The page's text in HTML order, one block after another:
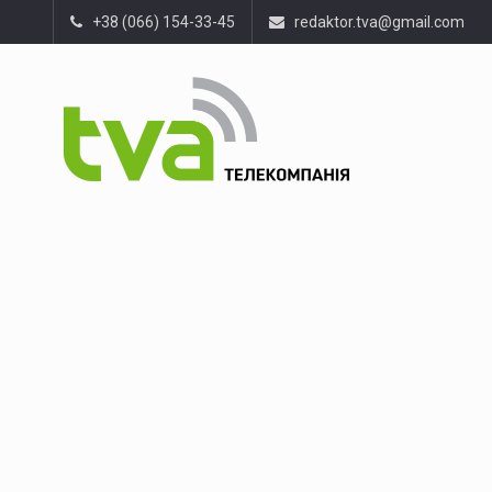
+38 (066) 154-33-45 redaktor.tva@gmail.com